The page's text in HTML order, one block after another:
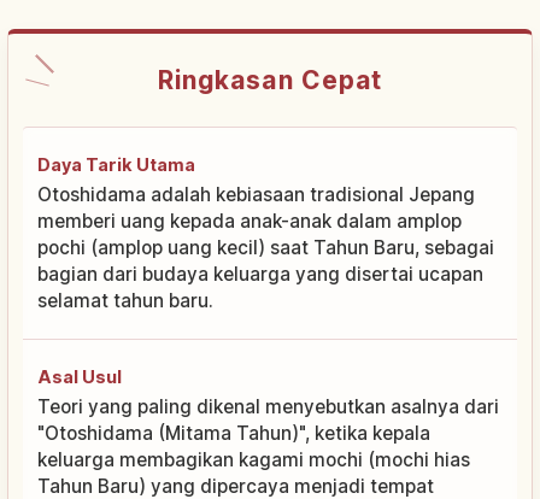
Ringkasan Cepat
Daya Tarik Utama
Otoshidama adalah kebiasaan tradisional Jepang
memberi uang kepada anak-anak dalam amplop
pochi (amplop uang kecil) saat Tahun Baru, sebagai
bagian dari budaya keluarga yang disertai ucapan
selamat tahun baru.
Asal Usul
Teori yang paling dikenal menyebutkan asalnya dari
"Otoshidama (Mitama Tahun)", ketika kepala
keluarga membagikan kagami mochi (mochi hias
Tahun Baru) yang dipercaya menjadi tempat